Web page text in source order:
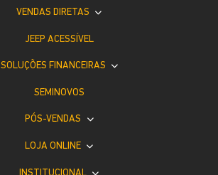
VENDAS DIRETAS
JEEP ACESSÍVEL
SOLUÇÕES FINANCEIRAS
SEMINOVOS
PÓS-VENDAS
LOJA ONLINE